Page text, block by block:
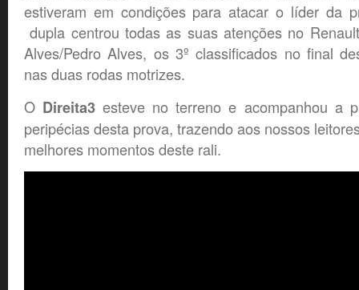
estiveram em condições para atacar o líder da
dupla centrou todas as suas atenções no
Alves/Pedro Alves, os 3º classificados no final
nas duas rodas motrizes.
O Direita3esteve no terreno e acompanhou a
peripécias desta prova, trazendo aos nossos
melhores momentos deste rali.